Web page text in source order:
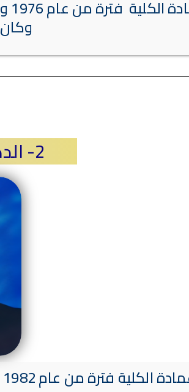
2- الدكتور / نبيل محمد عبد العزيز
من عام 1982 وحتى عام 1984 ، وكان أستاذاً متخصص فى تاريخ العصور الوسطى .